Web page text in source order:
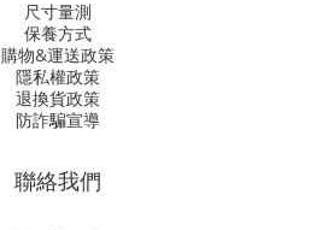
尺寸量測
保養方式
購物&運送政策
隱私權政策
退換貨政策
防詐騙宣導
聯絡我們